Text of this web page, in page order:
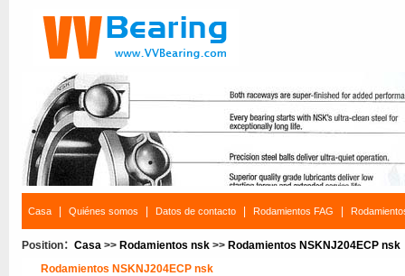
Casa Quiénes somos Datos de contacto Rodamientos FAG
Position： Casa >> Rodamientos nsk >> Rodamientos NSKNJ204ECP nsk
Rodamientos NSKNJ204ECP nsk